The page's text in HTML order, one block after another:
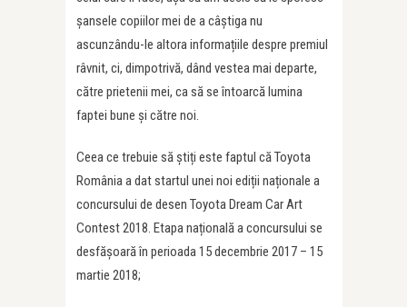
șansele copiilor mei de a câștiga nu
ascunzându-le altora informațiile despre premiul
râvnit, ci, dimpotrivă, dând vestea mai departe,
către prietenii mei, ca să se întoarcă lumina
faptei bune și către noi.
Ceea ce trebuie să știți este faptul că Toyota
România a dat startul unei noi ediții naționale a
concursului de desen Toyota Dream Car Art
Contest 2018. Etapa națională a concursului se
desfășoară în perioada 15 decembrie 2017 – 15
martie 2018;